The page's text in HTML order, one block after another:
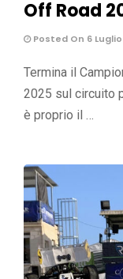
Off Road
Posted On 6
Termina il
2025 sul circuito
è proprio il …